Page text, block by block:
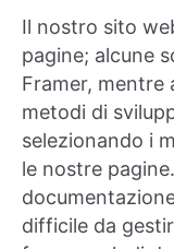
Il nostro sito
pagine; alcune
Framer, mentre
metodi di
selezionando i
le nostre
difficile da